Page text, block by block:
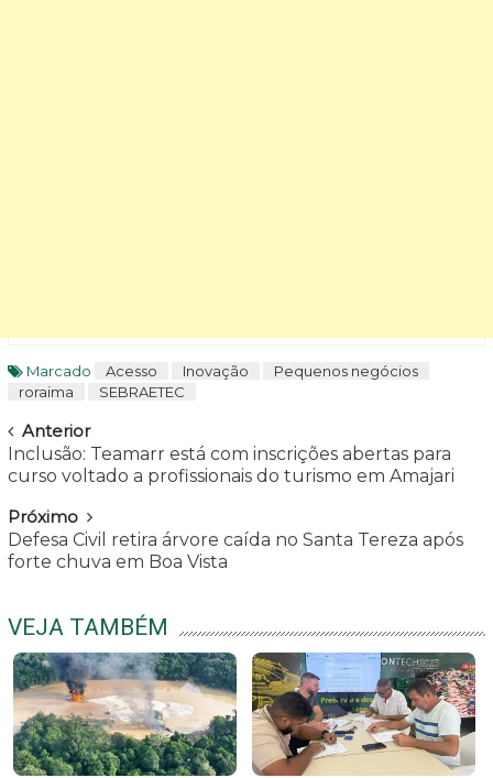
Marcado Acesso Inovação
Pequenos negócios
roraima
SEBRAETEC
Navegar
Anterior
Inclusão: Teamarr está com inscrições abertas para
curso voltado a profissionais do turismo em Amajari
Próximo
Defesa Civil retira árvore caída no Santa Tereza após
forte chuva em Boa Vista
VEJA TAMBÉM